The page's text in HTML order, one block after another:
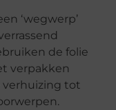
‘wegwerp’
de folie
verpakken
verhuizing tot